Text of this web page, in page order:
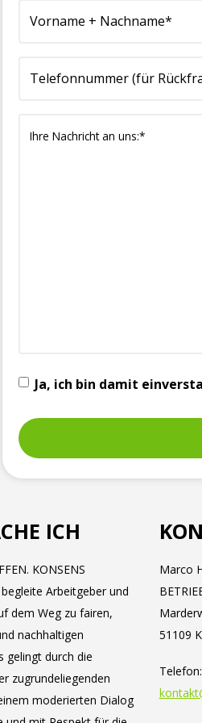
Nachname*
Rückfragen)*
(erforderlich)
(erforderlich)
Ja, ich bin damit
ICH
KONSENS
begleite Arbeitgeber und
dem Weg zu fairen,
nachhaltigen
gelingt durch die
zugrundeliegenden
moderierten Dialog
Marco
51109
Telefon: